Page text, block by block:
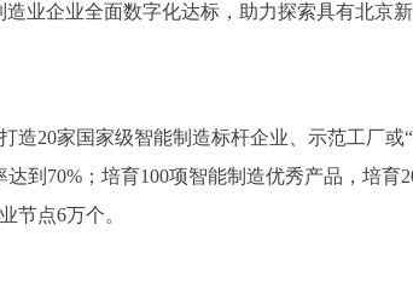
业企业全面数字化达标，助力探索具有北京
20家国家级智能制造标杆企业、示范工厂或
到70%；培育100项智能制造优秀产品，培育
节点6万个。